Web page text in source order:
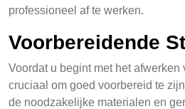
professioneel af te werken.
Voorbereidende
Voordat u begint met het
cruciaal om goed voorbereid te
de noodzakelijke materialen en